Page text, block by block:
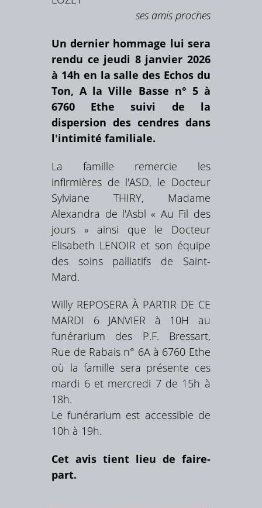
ses amis proches
Un dernier hommage lui sera
rendu ce jeudi 8 janvier 2026
à 14h en la salle des Echos du
Ton, A la Ville Basse n° 5 à
6760 Ethe suivi de la
dispersion des cendres dans
l'intimité familiale.
La famille remercie les
infirmières de l'ASD, le Docteur
Sylviane THIRY, Madame
Alexandra de l'Asbl « Au Fil des
jours » ainsi que le Docteur
Elisabeth LENOIR et son équipe
des soins palliatifs de Saint-
Mard.
Willy REPOSERA À PARTIR DE CE
MARDI 6 JANVIER à 10H au
funérarium des P.F. Bressart,
Rue de Rabais n° 6A à 6760 Ethe
où la famille sera présente ces
mardi 6 et mercredi 7 de 15h à
18h.
Le funérarium est accessible de
10h à 19h.
Cet avis tient lieu de faire-
part.